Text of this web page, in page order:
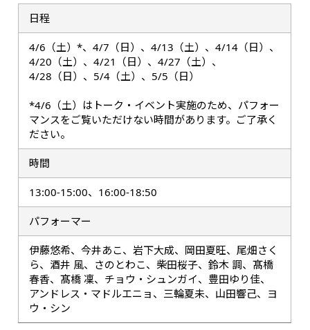
日程
4/6（土）*、4/7（日）、4/13（土）、4/14（日）、
4/20（土）、4/21（日）、4/27（土）、
4/28（日）、5/4（土）、5/5（日）
*4/6（土）はトーク・イベント実施のため、パフォー
マンスをご覧いただけない時間があります。ご了承く
ださい。
時間
13:00-15:00、16:00-18:50
パフォーマー
伊藤悠希、今井あこ、岩下⼤成、岡田夏旺、尾畑さく
ら、酒井 ⾵、さのとわこ、柴⽥桜⼦、鈴⽊ 調、髙橋
春⾹、髙橋 凜、チョウ・シュンガイ、豊⽥ゆり佳、
アンドレス・マドルエニョ、三輪夏未、⼭⽥響己、ヨ
ウ・シン